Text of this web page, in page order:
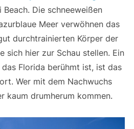
Die schneeweißen
Meer verwöhnen das
durchtrainierten Körper der
sich hier zur Schau stellen. Ein
Florida berühmt ist, ist das
Wer mit dem Nachwuchs
kaum drumherum kommen.